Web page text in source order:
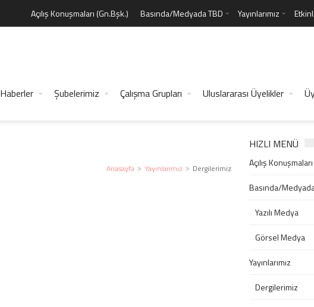
Açılış Konuşmaları (Gn.Bşk.) Basında/Medyada TBD Yayınlarımız
Haberler Şubelerimiz Çalışma Grupları Uluslararası Üyelikler
Anasayfa Yayınlarımız Dergilerimiz
HIZLI MENÜ
Açılış
Basında/
Yazılı Medya
Görsel Medya
Yayınlarımız
Dergilerimiz